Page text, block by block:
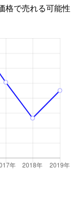
格で売れる可能性